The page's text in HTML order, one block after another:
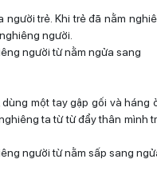
trẻ. Khi trẻ đã nằm
người.
người từ nằm ngửa sang
một tay gập gối và háng
ta từ từ đẩy thân mình
người từ nằm sấp sang